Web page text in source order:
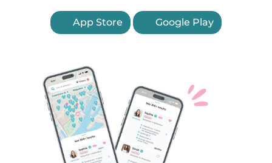
App Store Google Play